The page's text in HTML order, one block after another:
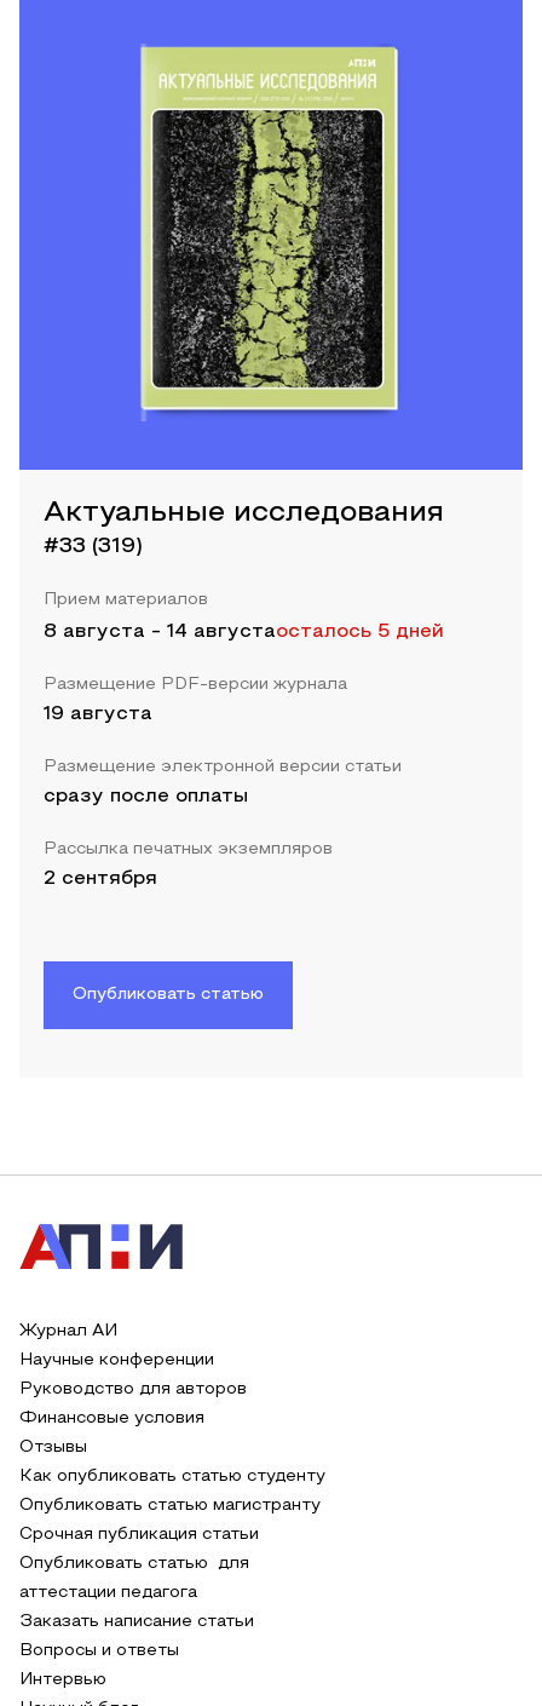
Актуальные исследования
#33 (319)
Прием материалов
8 августа - 14 августаосталось 5 дней
Размещение PDF-версии журнала
19 августа
Размещение электронной версии статьи
сразу после оплаты
Рассылка печатных экземпляров
2 сентября
Опубликовать статью
Журнал АИ
Научные конференции
Руководство для авторов
Финансовые условия
Отзывы
Как опубликовать статью студенту
Опубликовать статью магистранту
Срочная публикация статьи
Опубликовать статью для
аттестации педагога
Заказать написание статьи
Вопросы и ответы
Интервью